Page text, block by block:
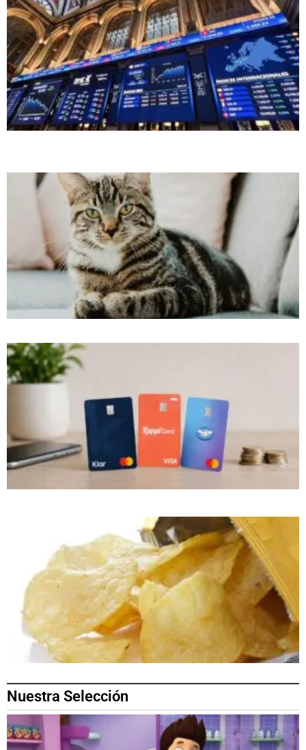
Nuestra Selección